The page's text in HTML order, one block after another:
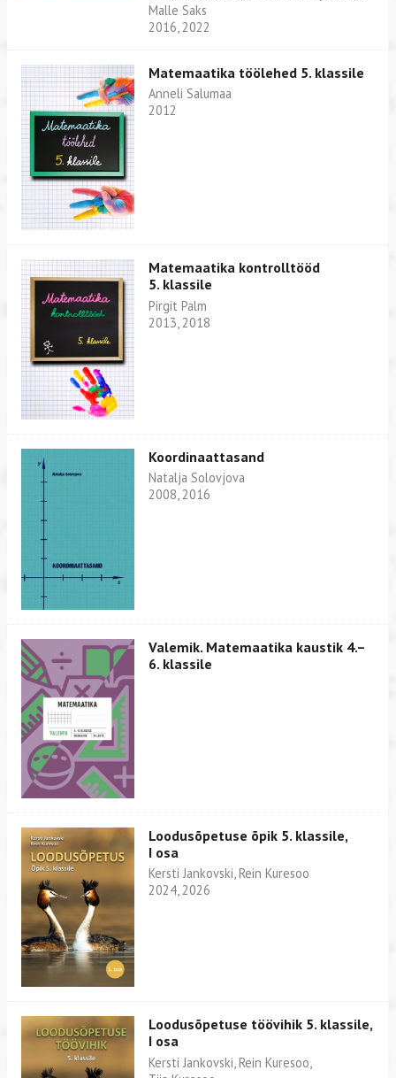
Malle Saks
2016, 2022
Matemaatika töölehed 5. klassile
Anneli Salumaa
2012
Matemaatika kontrolltööd
5. klassile
Pirgit Palm
2013, 2018
Koordinaattasand
Natalja Solovjova
2008, 2016
Valemik. Matemaatika kaustik 4.–
6. klassile
Loodusõpetuse õpik 5. klassile,
I osa
Kersti Jankovski, Rein Kuresoo
2024, 2026
Loodusõpetuse töövihik 5. klassile,
I osa
Kersti Jankovski, Rein Kuresoo,